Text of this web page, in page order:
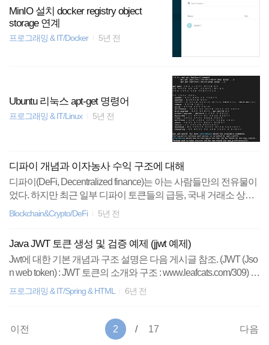
MinIO 설치 docker registry object
storage 연계
프로그래밍 & IT/Docker 5년 전
Ubuntu 리눅스 apt-get 명령어
프로그래밍 & IT/Linux 5년 전
디파이 개념과 이자농사 수익 구조에 대해
디파이(DeFi, Decentralized finance)는 아는 사람들만의 전유물이
었다. 하지만 최근 일부 디파이 토큰들의 급등, 국내 거래소 상장
등을 통해 대부분의 암호화폐 투자자들에게 '일단 들어는 본' 것이
되었다. 수십조원의 자금이 디파이에 몰리고 있다. 사실 개인적으
'하지 않는 사람'으로 나눌 수 있을 만큼 디파이는 암호화폐 역사
상 비트코인과 이더리움에 버금가는 위대한 발명이라고 생각한
다. 하지만 아직도 90% 이상의 암호화폐 투자자는 그들의 코인을
거래소에서 개인 지갑으로 꺼내본 적도 없기에 아직도 국내에서
Blockchain&Crypto/DeFi 5년 전
Java JWT 토큰 생성 및 검증 예제 (jjwt 예제)
Jwt에 대한 기본 개념과 구조 설명은 다음 게시글 참조. (JWT (Jso
n web token) : JWT 토큰의 소개와 구조 : www.leafcats.com/309) Ja
va에서 JWT 토큰을 발급하고 사용하기 위한 방법에 대한 간단한
예제 코드를 공유한다. (기준환경 : Spring boot 2.1.2) 1. Dependen
n jjwt 0.9.1 2. JWT 토큰 생성 및 검증 util 아래 예제에서는 서비스
에 사용할 VO와 permission 정보, error정보 등을 private claim으로
프로그래밍 & IT/Spring & HTML 6년 전
이전 2 17 다음